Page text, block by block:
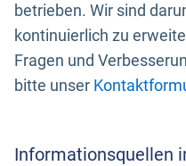
betrieben. Wir sind
kontinuierlich zu
Fragen und
bitte unser
Informationsquellen